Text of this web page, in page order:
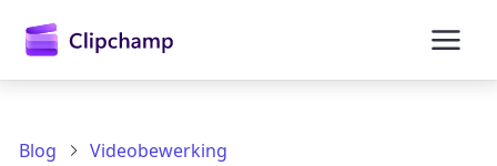
Blog Videobewerking